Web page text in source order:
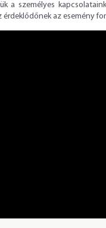
a személyes
az esemény